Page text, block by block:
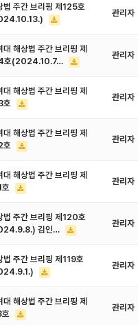
법 주간 브리핑 제125호
관리자
대 해상법 주간 브리핑 제
호(2024.10.7…
관리자
대 해상법 주간 브리핑 제
호
관리자
대 해상법 주간 브리핑 제
호
관리자
대 해상법 주간 브리핑 제
호
관리자
법 주간 브리핑 제120호
김인…
관리자
법 주간 브리핑 제119호
관리자
대 해상법 주간 브리핑 제
호
관리자